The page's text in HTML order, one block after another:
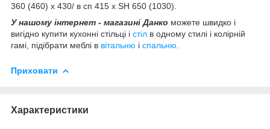
360 (460) х 430/ в сп 415 x SH 650 (1030).
У нашому інтернет - магазині Данко можете швидко і
вигідно купити кухонні стільці і стіл в одному стилі і колірній
гамі, підібрати меблі в вітальню і спальню
Приховати
Характеристики